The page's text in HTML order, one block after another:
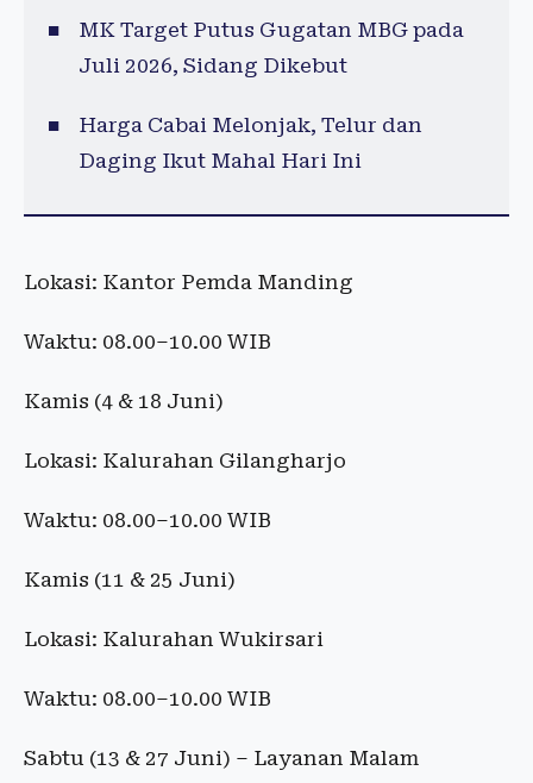
MK Target Putus Gugatan MBG pada
Juli 2026, Sidang Dikebut
Harga Cabai Melonjak, Telur dan
Daging Ikut Mahal Hari Ini
Lokasi: Kantor Pemda Manding
Waktu: 08.00–10.00 WIB
Kamis (4 & 18 Juni)
Lokasi: Kalurahan Gilangharjo
Waktu: 08.00–10.00 WIB
Kamis (11 & 25 Juni)
Lokasi: Kalurahan Wukirsari
Waktu: 08.00–10.00 WIB
Sabtu (13 & 27 Juni) – Layanan Malam